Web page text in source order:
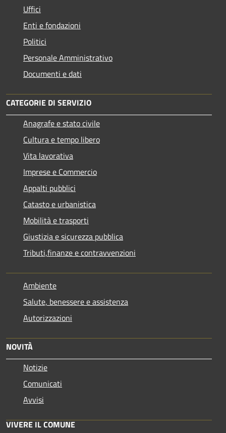
Uffici
Enti e fondazioni
Politici
Personale Amministrativo
Documenti e dati
CATEGORIE DI SERVIZIO
Anagrafe e stato civile
Cultura e tempo libero
Vita lavorativa
Imprese e Commercio
Appalti pubblici
Catasto e urbanistica
Mobilità e trasporti
Giustizia e sicurezza pubblica
Tributi,finanze e contravvenzioni
Ambiente
Salute, benessere e assistenza
Autorizzazioni
NOVITÀ
Notizie
Comunicati
Avvisi
VIVERE IL COMUNE